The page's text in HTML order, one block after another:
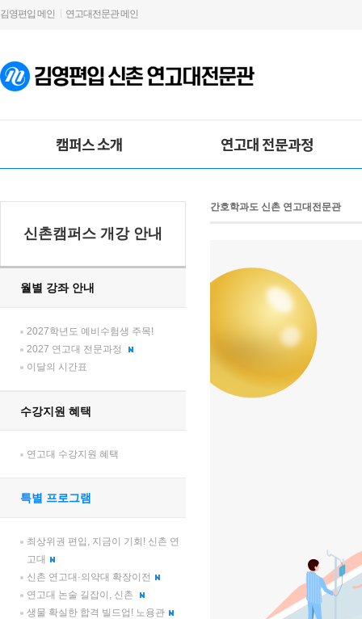
김영편입 메인 연고대전문관 메인
캠퍼스 소개 연고대 전문과정
신촌캠퍼스 개강 안내
월별 강좌 안내
2027학년도 예비수험생 주목!
2027 연고대 전문과정
이달의 시간표
수강지원 혜택
연고대 수강지원 혜택
특별 프로그램
최상위권 편입, 지금이 기회! 신촌 연
고대
신촌 연고대·의약대 확장이전
연고대 논술 길잡이, 신촌
생물 확실한 합격 빌드업! 노용관
간호학과도 신촌 연고대전문관